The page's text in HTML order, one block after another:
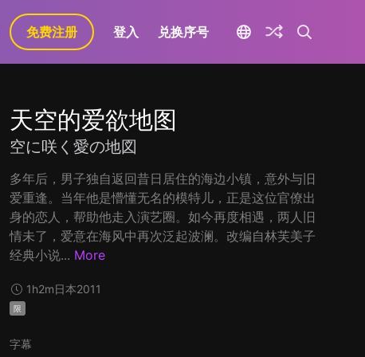
免费注册 登入 兑换序号
天空的爱欲地图
空に咲く愛の地図
多年后，男子独自返回昔日居住的海边小镇，意外与旧
爱重逢。当年他是懵懂无名的模特儿，正是这位官僚出
身的恋人，帮助他走入演艺圈。如今再度相遇，两人旧
情未了，爱意在海风中再次泛起波澜。改编自林芙美子
经典小说... More
1h2m日本2011
限
字幕